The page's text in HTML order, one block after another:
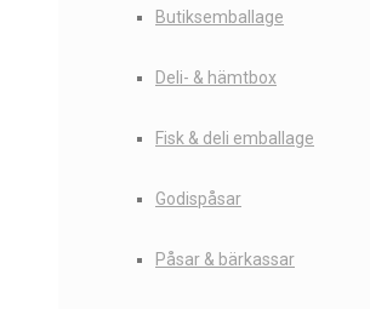
Butiksemballage
Deli- & hämtbox
Fisk & deli emballage
Godispåsar
Påsar & bärkassar